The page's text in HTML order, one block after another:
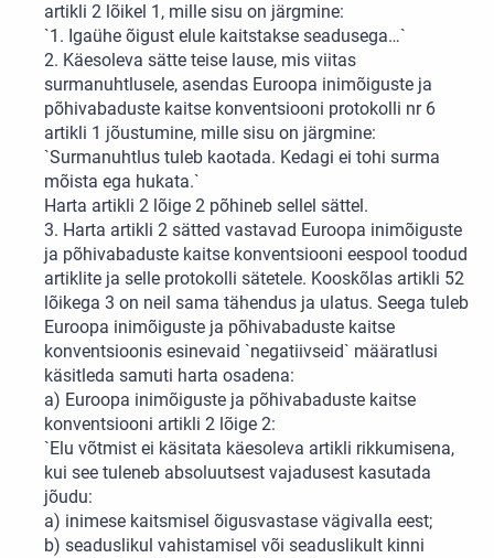
artikli 2 lõikel 1, mille sisu on järgmine:
`1. Igaühe õigust elule kaitstakse seadusega…`
2. Käesoleva sätte teise lause, mis viitas
surmanuhtlusele, asendas Euroopa inimõiguste ja
põhivabaduste kaitse konventsiooni protokolli nr 6
artikli 1 jõustumine, mille sisu on järgmine:
`Surmanuhtlus tuleb kaotada. Kedagi ei tohi surma
mõista ega hukata.`
Harta artikli 2 lõige 2 põhineb sellel sättel.
3. Harta artikli 2 sätted vastavad Euroopa inimõiguste
ja põhivabaduste kaitse konventsiooni eespool toodud
artiklite ja selle protokolli sätetele. Kooskõlas artikli 52
lõikega 3 on neil sama tähendus ja ulatus. Seega tuleb
Euroopa inimõiguste ja põhivabaduste kaitse
konventsioonis esinevaid `negatiivseid` määratlusi
käsitleda samuti harta osadena:
a) Euroopa inimõiguste ja põhivabaduste kaitse
konventsiooni artikli 2 lõige 2:
`Elu võtmist ei käsitata käesoleva artikli rikkumisena,
kui see tuleneb absoluutsest vajadusest kasutada
jõudu:
a) inimese kaitsmisel õigusvastase vägivalla eest;
b) seaduslikul vahistamisel või seaduslikult kinni